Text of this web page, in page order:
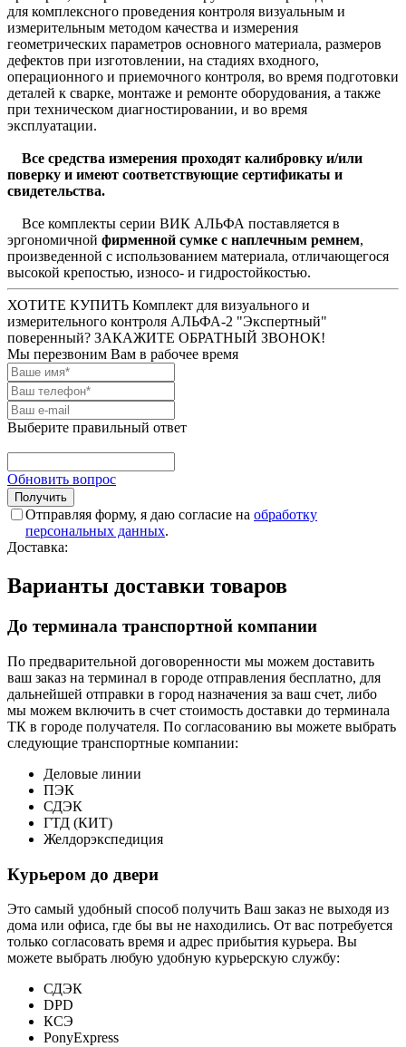
для комплексного проведения контроля визуальным и
измерительным методом качества и измерения
геометрических параметров основного материала, размеров
дефектов при изготовлении, на стадиях входного,
операционного и приемочного контроля, во время подготовки
деталей к сварке, монтаже и ремонте оборудования, а также
при техническом диагностировании, и во время
эксплуатации.
Все средства измерения проходят калибровку и/или
поверку и имеют соответствующие сертификаты и
свидетельства.
Все комплекты серии ВИК АЛЬФА поставляется в
эргономичной фирменной сумке с наплечным ремнем,
произведенной с использованием материала, отличающегося
высокой крепостью, износо- и гидростойкостью.
ХОТИТЕ КУПИТЬ Комплект для визуального и
измерительного контроля АЛЬФА-2 "Экспертный"
поверенный? ЗАКАЖИТЕ ОБРАТНЫЙ ЗВОНОК!
Мы перезвоним Вам в рабочее время
Выберите правильный ответ
Обновить вопрос
Отправляя форму, я даю согласие на обработку
персональных данных.
Доставка:
Варианты доставки товаров
До терминала транспортной компании
По предварительной договоренности мы можем доставить
ваш заказ на терминал в городе отправления бесплатно, для
дальнейшей отправки в город назначения за ваш счет, либо
мы можем включить в счет стоимость доставки до терминала
ТК в городе получателя. По согласованию вы можете выбрать
следующие транспортные компании:
Деловые линии
ПЭК
СДЭК
ГТД (КИТ)
Желдорэкспедиция
Курьером до двери
Это самый удобный способ получить Ваш заказ не выходя из
дома или офиса, где бы вы не находились. От вас потребуется
только согласовать время и адрес прибытия курьера. Вы
можете выбрать любую удобную курьерскую службу:
СДЭК
DPD
КСЭ
PonyExpress